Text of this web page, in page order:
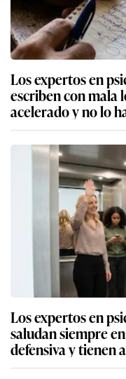
Los expertos en
escriben con mala
acelerado y no lo
Los expertos en
saludan siempre
defensiva y tienen